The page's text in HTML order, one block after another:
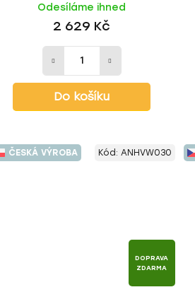
HAKR
Odesíláme ihned
2 629 Kč
Do košíku
ČESKÁ VÝROBA
DOPRAVA
ZDARMA
Kód: ANHVW030